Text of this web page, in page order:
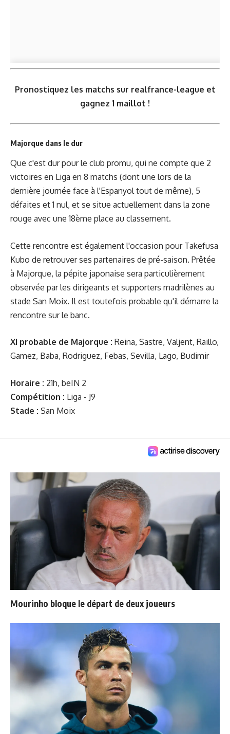
Pronostiquez les matchs sur realfrance-league et
gagnez 1 maillot !
Majorque dans le dur
Que c'est dur pour le club promu, qui ne compte que 2
victoires en Liga en 8 matchs (dont une lors de la
dernière journée face à l'Espanyol tout de même), 5
défaites et 1 nul, et se situe actuellement dans la zone
rouge avec une 18ème place au classement.
Cette rencontre est également l'occasion pour Takefusa
Kubo de retrouver ses partenaires de pré-saison. Prêtée
à Majorque, la pépite japonaise sera particulièrement
observée par les dirigeants et supporters madrilènes au
stade San Moix. Il est toutefois probable qu'il démarre la
rencontre sur le banc.
XI probable de Majorque : Reina, Sastre, Valjent, Raillo,
Gamez, Baba, Rodriguez, Febas, Sevilla, Lago, Budimir
Horaire : 21h, beIN 2
Compétition : Liga - J9
Stade : San Moix
Mourinho bloque le départ de deux joueurs